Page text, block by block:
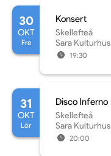
30
OKT
Fre
Konsert
Skellefteå
Sara Kulturhus
19:30
31
OKT
Lör
Disco Inferno
Skellefteå
Sara Kulturhus
20:00